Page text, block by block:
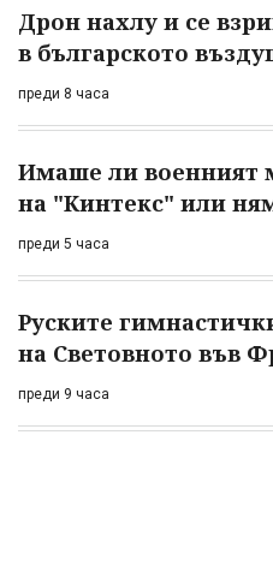
Дрон нахлу и се
в българското
преди 8 часа
Имаше ли военният
на "Кинтекс" или
преди 5 часа
Руските
на Световното във
преди 9 часа